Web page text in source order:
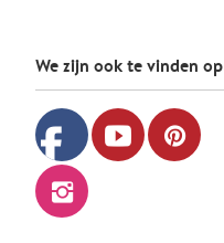
We zijn ook te vinden op
facebook youtube pinterest
instagram